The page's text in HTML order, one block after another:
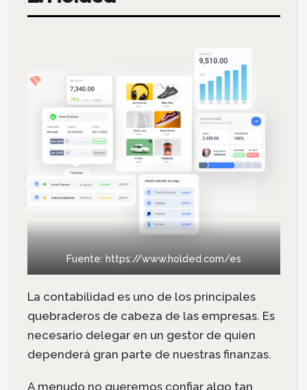
Fuente: https://www.holded.com/es
La contabilidad es uno de los principales
quebraderos de cabeza de las empresas. Es
necesario delegar en un gestor de quien
dependerá gran parte de nuestras finanzas.
A menudo no queremos confiar algo tan